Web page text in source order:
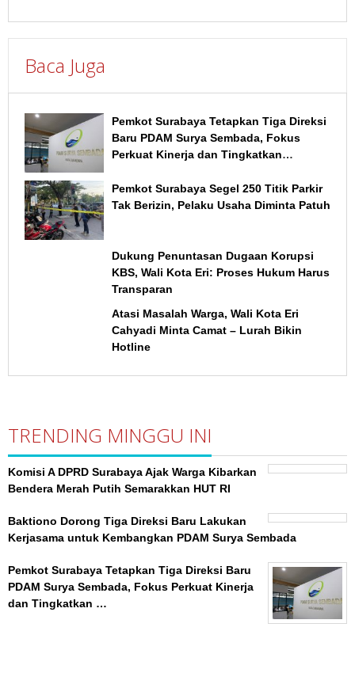
Baca Juga
Pemkot Surabaya Tetapkan Tiga Direksi
Baru PDAM Surya Sembada, Fokus
Perkuat Kinerja dan Tingkatkan
Pemkot Surabaya Segel 250 Titik Parkir
Tak Berizin, Pelaku Usaha Diminta Patuh
Dukung Penuntasan Dugaan Korupsi
KBS, Wali Kota Eri: Proses Hukum Harus
Transparan
Atasi Masalah Warga, Wali Kota Eri
Cahyadi Minta Camat – Lurah Bikin
Hotline
TRENDING MINGGU INI
Komisi A DPRD Surabaya Ajak Warga Kibarkan
Bendera Merah Putih Semarakkan HUT RI
Baktiono Dorong Tiga Direksi Baru Lakukan
Kerjasama untuk Kembangkan PDAM Surya Sembada
Pemkot Surabaya Tetapkan Tiga Direksi Baru
PDAM Surya Sembada, Fokus Perkuat Kinerja
dan Tingkatkan …